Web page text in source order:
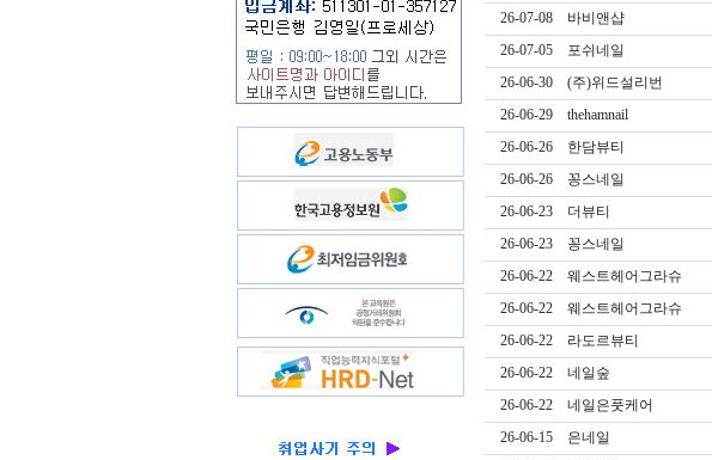
26-07-08
바비앤샵
26-07-05
포쉬네일
26-06-30
(주)위드설리번
26-06-29
thehamnail
26-06-26
한담뷰티
26-06-26
꽁스네일
26-06-23
더뷰티
26-06-23
꽁스네일
26-06-22
웨스트헤어그라슈
26-06-22
웨스트헤어그라슈
26-06-22
라도르뷰티
26-06-22
네일숲
26-06-22
네일은풋케어
26-06-15
은네일